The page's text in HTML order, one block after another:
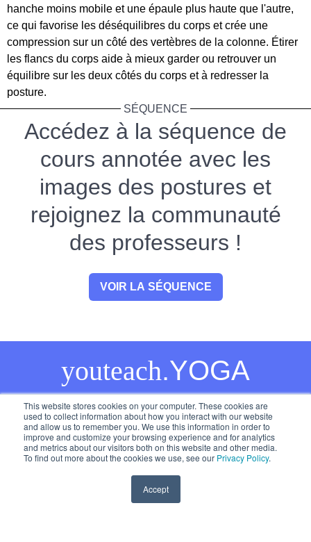
This website stores cookies on your computer. These cookies are
used to collect information about how you interact with our website
and allow us to remember you. We use this information in order to
improve and customize your browsing experience and for analytics
and metrics about our visitors both on this website and other media.
To find out more about the cookies we use, see our Privacy Policy.
Accept
hanche moins mobile et une épaule plus haute que l'autre,
ce qui favorise les déséquilibres du corps et crée une
compression sur un côté des vertèbres de la colonne. Étirer
les flancs du corps aide à mieux garder ou retrouver un
équilibre sur les deux côtés du corps et à redresser la
posture.
SÉQUENCE
Accédez à la séquence de
cours annotée avec les
images des postures et
rejoignez la communauté
des professeurs !
VOIR LA SÉQUENCE
youteach.YOGA
© 2024Tous droits réservés
- Politique de Confidentialité